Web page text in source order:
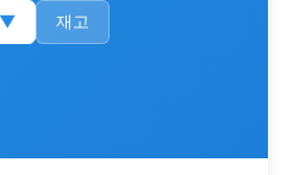
▼ 재고